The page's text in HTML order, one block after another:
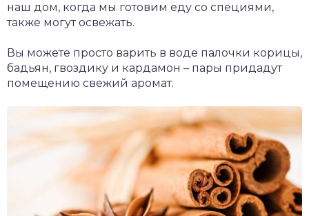
наш дом, когда мы готовим еду со специями,
также могут освежать.
Вы можете просто варить в воде палочки корицы,
бадьян, гвоздику и кардамон – пары придадут
помещению свежий аромат.